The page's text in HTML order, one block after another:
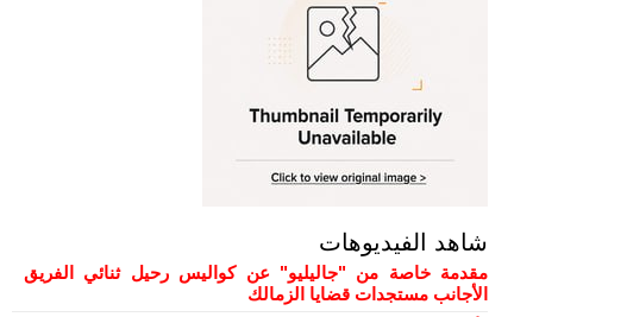
شاهد الفيديوهات
مقدمة خاصة من "جاليليو" عن كواليس رحيل ثنائي الفريق
الأجانب مستجدات قضايا الزمالك